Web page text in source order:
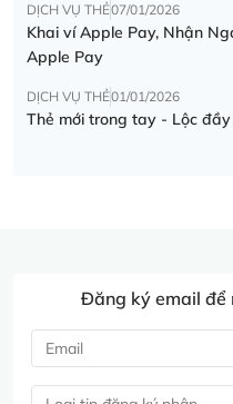
DỊCH VỤ THẺ07/01/2026
Khai ví Apple Pay, Nhận
Apple Pay
DỊCH VỤ THẺ01/01/2026
Thẻ mới trong tay - Lộc
Đăng ký email để